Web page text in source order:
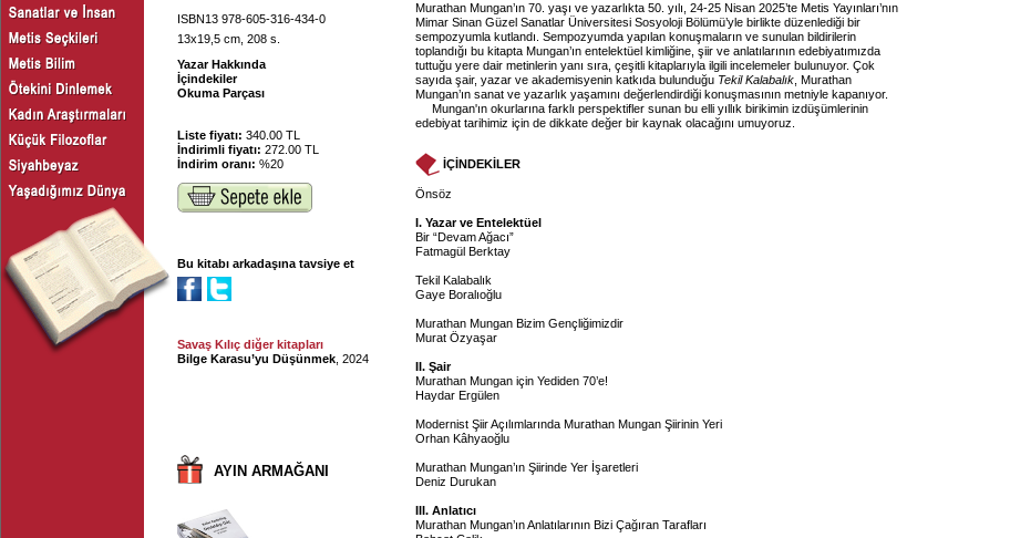
ISBN13 978-605-316-434-0
13x19,5 cm, 208 s.
Yazar Hakkında
İçindekiler
Okuma Parçası
Liste fiyatı: 340.00 TL
İndirimli fiyatı: 272.00 TL
İndirim oranı: %20
Bu kitabı arkadaşına tavsiye et
Savaş Kılıç diğer kitapları
Bilge Karasu’yu Düşünmek , 2024
AYIN ARMAĞANI
Murathan Mungan’ın 70. yaşı ve yazarlıkta 50. yılı, 24-25 Nisan 2025’te Metis Yayınları’nın
Mimar Sinan Güzel Sanatlar Üniversitesi Sosyoloji Bölümü’yle birlikte düzenlediği bir
sempozyumla kutlandı. Sempozyumda yapılan konuşmaların ve sunulan bildirilerin
toplandığı bu kitapta Mungan’ın entelektüel kimliğine, şiir ve anlatılarının edebiyatımızda
tuttuğu yere dair metinlerin yanı sıra, çeşitli kitaplarıyla ilgili incelemeler bulunuyor. Çok
sayıda şair, yazar ve akademisyenin katkıda bulunduğu Tekil Kalabalık , Murathan
Mungan’ın sanat ve yazarlık yaşamını değerlendirdiği konuşmasının metniyle kapanıyor.
Mungan'ın okurlarına farklı perspektifler sunan bu elli yıllık birikimin izdüşümlerinin
edebiyat tarihimiz için de dikkate değer bir kaynak olacağını umuyoruz.
İÇİNDEKİLER
Önsöz
I. Yazar ve Entelektüel
Bir “Devam Ağacı”
Fatmagül Berktay
Tekil Kalabalık
Gaye Boralıoğlu
Murathan Mungan Bizim Gençliğimizdir
Murat Özyaşar
II. Şair
Murathan Mungan için Yediden 70’e!
Haydar Ergülen
Modernist Şiir Açılımlarında Murathan Mungan Şiirinin Yeri
Orhan Kâhyaoğlu
Murathan Mungan’ın Şiirinde Yer İşaretleri
Deniz Durukan
III. Anlatıcı
Murathan Mungan’ın Anlatılarının Bizi Çağıran Tarafları